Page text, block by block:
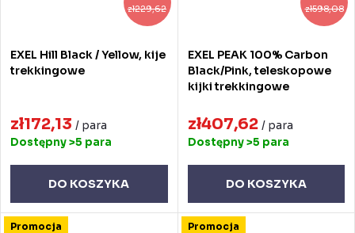
zł229,62
EXEL Hill Black / Yellow, kije
trekkingowe
zł172,13 / para
Dostępny>5 para
DO KOSZYKA
zł598,08
EXEL PEAK 100% Carbon
Black/Pink, teleskopowe
kijki trekkingowe
zł407,62 / para
Dostępny>5 para
DO KOSZYKA
Promocja Promocja